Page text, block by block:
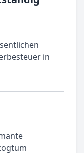
in